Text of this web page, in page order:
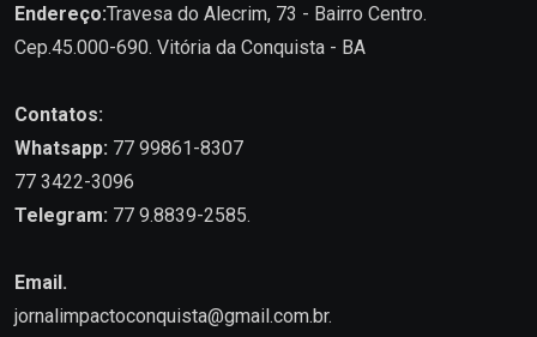
Endereço:Travesa do Alecrim, 73 - Bairro Centro.
Cep.45.000-690. Vitória da Conquista - BA
Contatos:
Whatsapp: 77 99861-8307
77 3422-3096
Telegram: 77 9.8839-2585.
Email.
jornalimpactoconquista@gmail.com.br.